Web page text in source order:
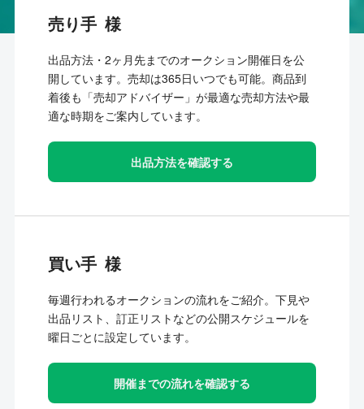
売り手
出品方法・2ヶ月先までのオークション開催日を公
開しています。売却は365日いつでも可能。商品到
着後も「売却アドバイザー」が最適な売却方法や最
適な時期をご案内しています。
出品方法を確認する
買い手
毎週行われるオークションの流れをご紹介。下見や
出品リスト、訂正リストなどの公開スケジュールを
曜日ごとに設定しています。
開催までの流れを確認する